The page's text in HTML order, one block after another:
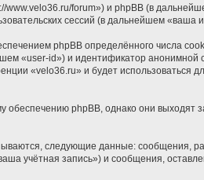
forum») и phpBB (в
сессий (в дальнейшем «ваша
phpBB определённого числа
«user-id») и идентификатор анонимной
«velo36.ru» и будет использоваться
phpBB, однако они выходят
следующие данные: сообщения,
учётная запись») и сообщения,